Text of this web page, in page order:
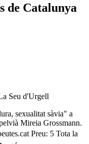
de Catalunya
Seu d'Urgell
sexualitat sàvia" a
Mireia Grossmann.
Preu: 5 Tota la